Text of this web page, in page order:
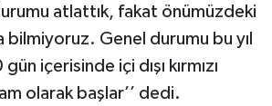
atlattık, fakat önümüzdeki
bilmiyoruz. Genel durumu bu yıl
içerisinde içi dışı kırmızı
olarak başlar’’ dedi.